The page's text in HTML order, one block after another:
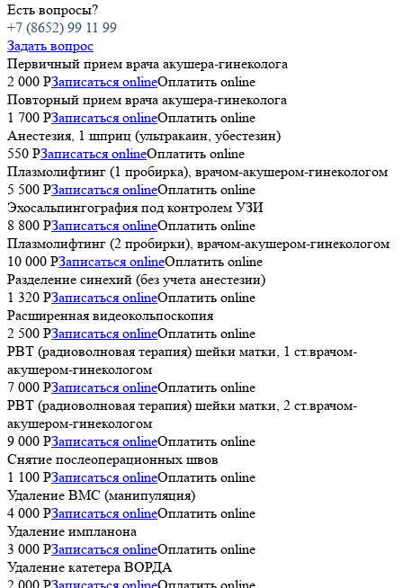
Есть вопросы?
+7 (8652) 99 11 99
Задать вопрос
Первичный прием врача акушера-гинеколога
2 000 РЗаписаться onlineОплатить online
Повторный прием врача акушера-гинеколога
1 700 РЗаписаться onlineОплатить online
Анестезия, 1 шприц (ультракаин, убестезин)
550 РЗаписаться onlineОплатить online
Плазмолифтинг (1 пробирка), врачом-акушером-гинекологом
5 500 PЗаписаться onlineОплатить online
Эхосальпингография под контролем УЗИ
8 800 PЗаписаться onlineОплатить online
Плазмолифтинг (2 пробирки), врачом-акушером-гинекологом
10 000 PЗаписаться onlineОплатить online
Разделение синехий (без учета анестезии)
1 320 PЗаписаться onlineОплатить online
Расширенная видеокольпоскопия
2 500 PЗаписаться onlineОплатить online
РВТ (радиоволновая терапия) шейки матки, 1 ст.врачом-
акушером-гинекологом
7 000 PЗаписаться onlineОплатить online
РВТ (радиоволновая терапия) шейки матки, 2 ст.врачом-
акушером-гинекологом
9 000 PЗаписаться onlineОплатить online
Снятие послеоперационных швов
1 100 PЗаписаться onlineОплатить online
Удаление ВМС (манипуляция)
4 000 PЗаписаться onlineОплатить online
Удаление импланона
3 000 PЗаписаться onlineОплатить online
Удаление катетера ВОРДА